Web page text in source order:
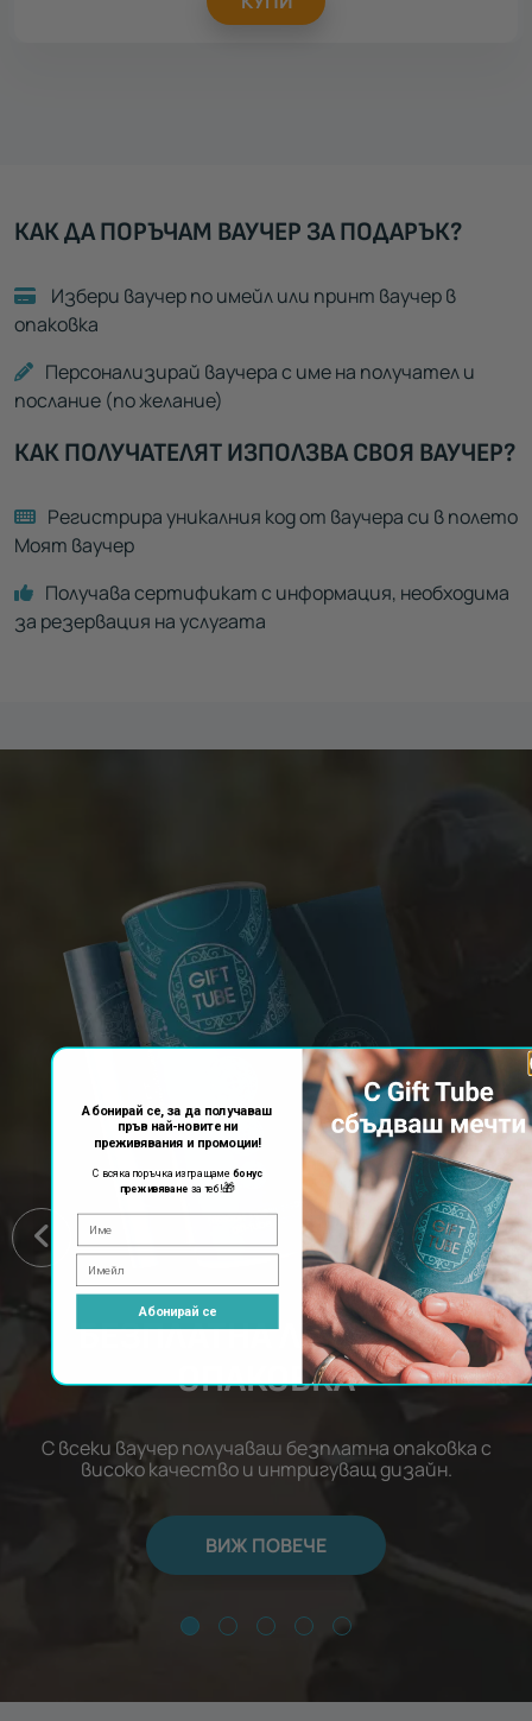
КАК ДА ПОРЪЧАМ ВАУЧЕР ЗА ПОДАРЪК?
Избери ваучер по имейл или принт ваучер в
опаковка
Персонализирай ваучера с име на получател и
послание (по желание)
КАК ПОЛУЧАТЕЛЯТ ИЗПОЛЗВА СВОЯ ВАУЧЕР?
Регистрира уникалния код от ваучера си в полето
Моят ваучер
Получава сертификат с информация, необходима
за резервация на услугата
БЕЗПЛАТНА ЛУКСОЗНА
ОПАКОВКА
С всеки ваучер получаваш безплатна опаковка с
високо качество и интригуващ дизайн.
ВИЖ ПОВЕЧЕ
Абонирай се, за да получаваш
пръв най-новите ни
преживявания и промоции!
С всяка поръчка изпращаме бонус
преживяване за теб!🎁
Абонирай се